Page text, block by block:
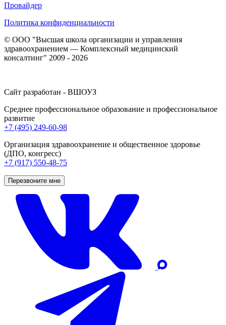
Провайдер
Политика конфиденциальности
© ООО "Высшая школа организации и управления
здравоохранением — Комплексный медицинский
консалтинг" 2009 - 2026
Сайт разработан - ВШОУЗ
Среднее профессиональное образование и профессиональное
развитие
+7 (495) 249-60-98
Организация здравоохранение и общественное здоровье
(ДПО, конгресс)
+7 (917) 550-48-75
Перезвоните мне